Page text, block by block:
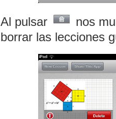
Al pulsar
nos
borrar las lecciones